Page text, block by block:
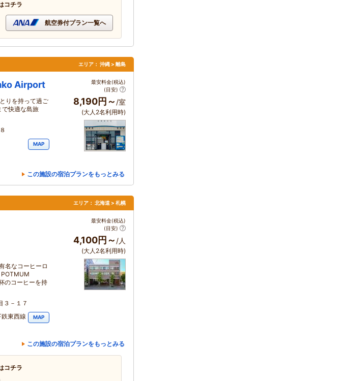
コチラ
航空券付プラン一覧へ
エリア： 沖縄 > 離島
Airport
りを持って過ご
で快適な島旅
MAP
最安料金(税込)
(目安)
8,190円～ /室
(大人2名利用時)
この施設の宿泊プランをもっとみる
エリア： 北海道 > 札幌
名なコーヒーロ
POTMUM
のコーヒーを持
３－１７
東西線
MAP
最安料金(税込)
(目安)
4,100円～ /人
(大人2名利用時)
この施設の宿泊プランをもっとみる
コチラ